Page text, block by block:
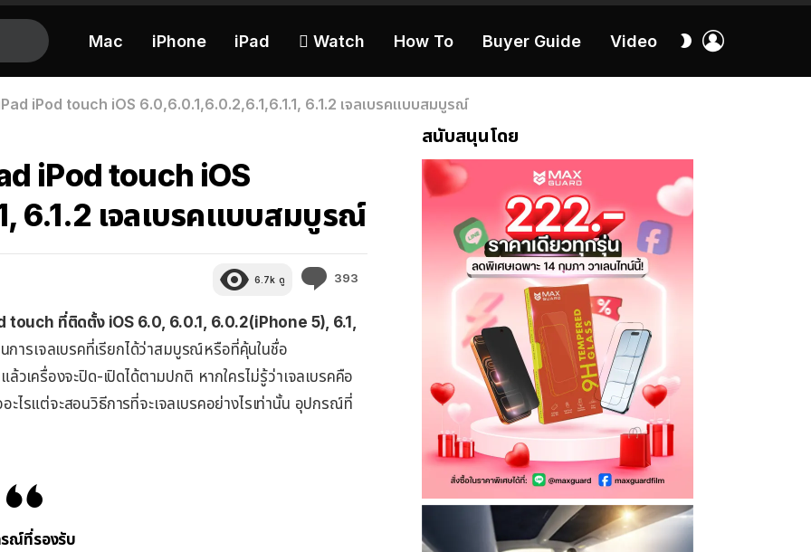
Mac iPhone iPad  Watch How To Buyer Guide Video
สลับ
iPod touch iOS 6.0,6.0.1,6.0.2,6.1,6.1.1, 6.1.2 เจลเบรคแบบสมบูรณ์
iPod touch iOS
6.1.2 เจลเบรคแบบสมบูรณ์
6.7k ดู 393
touch ที่ติดตั้ง iOS 6.0, 6.0.1, 6.0.2(iPhone 5), 6.1,
การเจลเบรคที่เรียกได้ว่าสมบูรณ์หรือที่คุ้นในชื่อ
เครื่องจะปิด-เปิดได้ตามปกติ หากใครไม่รู้ว่าเจลเบรคคือ
ะไรแต่จะสอนวิธีการที่จะเจลเบรคอย่างไรเท่านั้น อุปกรณ์ที่
ณ์ที่รองรับ
สนับสนุนโดย